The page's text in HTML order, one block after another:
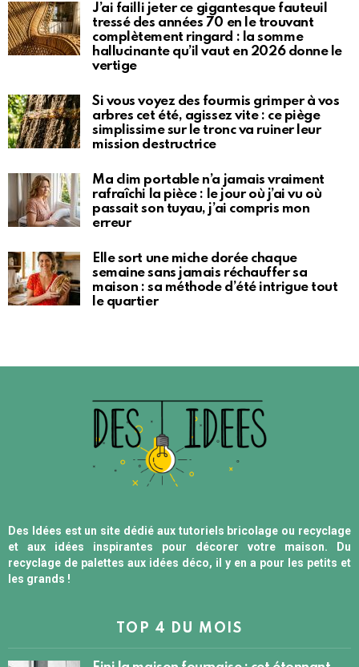
J’ai failli jeter ce gigantesque fauteuil
tressé des années 70 en le trouvant
complètement ringard : la somme
hallucinante qu’il vaut en 2026 donne le
vertige
Si vous voyez des fourmis grimper à vos
arbres cet été, agissez vite : ce piège
simplissime sur le tronc va ruiner leur
mission destructrice
Ma clim portable n’a jamais vraiment
rafraîchi la pièce : le jour où j’ai vu où
passait son tuyau, j’ai compris mon
erreur
Elle sort une miche dorée chaque
semaine sans jamais réchauffer sa
maison : sa méthode d’été intrigue tout
le quartier
Des Idées est un site dédié aux tutoriels bricolage ou recyclage
et aux idées inspirantes pour décorer votre maison. Du
recyclage de palettes aux idées déco, il y en a pour les petits et
les grands !
TOP 4 DU MOIS